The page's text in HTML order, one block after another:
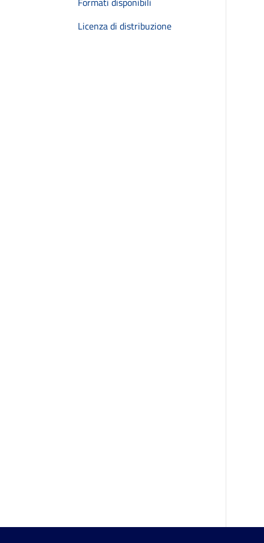
Licenza di distribuzione